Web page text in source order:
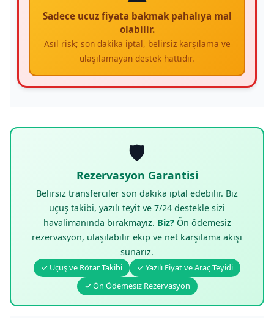
Sadece ucuz fiyata bakmak pahalıya mal
olabilir.
Asıl risk; son dakika iptal, belirsiz karşılama ve
ulaşılamayan destek hattıdır.
🛡️
Rezervasyon Garantisi
Belirsiz transferciler son dakika iptal edebilir. Biz
uçuş takibi, yazılı teyit ve 7/24 destekle sizi
havalimanında bırakmayız. Biz?Ön ödemesiz
rezervasyon, ulaşılabilir ekip ve net karşılama akışı
sunarız.
✓ Uçuş ve Rötar Takibi
✓ Yazılı Fiyat ve Araç Teyidi
✓ Ön Ödemesiz Rezervasyon